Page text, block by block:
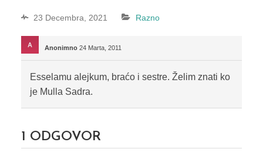
23 Decembra, 2021 Razno
Anonimno 24 Marta, 2011
Esselamu alejkum, braćo i sestre. Želim znati ko
je Mulla Sadra.
1 ODGOVOR